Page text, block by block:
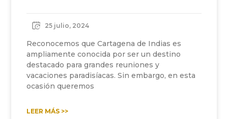
25 julio, 2024
Reconocemos que Cartagena de Indias es
ampliamente conocida por ser un destino
destacado para grandes reuniones y
vacaciones paradisíacas. Sin embargo, en esta
ocasión queremos
LEER MÁS >>